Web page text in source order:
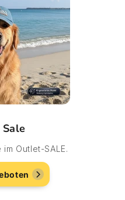
Outlet-SALE.